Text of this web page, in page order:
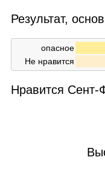
Результат,
опасное
Не нравится
Нравится